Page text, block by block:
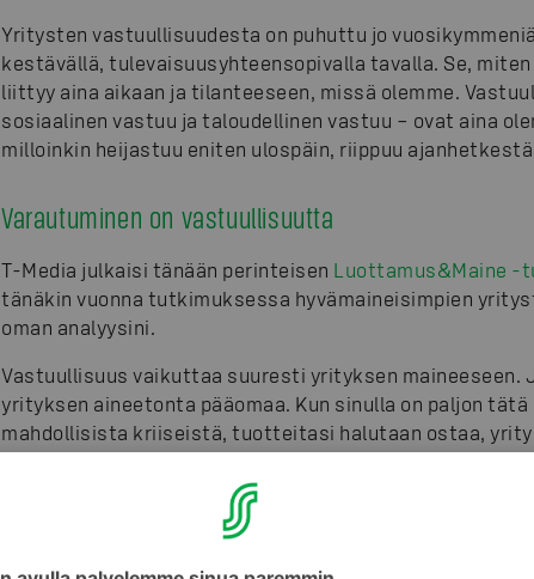
Yritysten vastuullisuudesta on puhuttu jo
kestävällä, tulevaisuusyhteensopivalla tavalla. Se,
liittyy aina aikaan ja tilanteeseen, missä olemme.
sosiaalinen vastuu ja taloudellinen vastuu – ovat aina
milloinkin heijastuu eniten ulospäin, riippuu
Varautuminen on vastuullisuutta
T-Media julkaisi tänään perinteisen Luottamus&Maine -
tänäkin vuonna tutkimuksessa hyvämaineisimpien
oman analyysini.
Vastuullisuus vaikuttaa suuresti yrityksen maineeseen.
yrityksen aineetonta pääomaa. Kun sinulla on paljon
mahdollisista kriiseistä, tuotteitasi halutaan ostaa,
Ennen kaikkea hyvä maine kertoo siitä, että yritys on
ja toimii tavalla, joka herättää luottamusta. Laaja-
silloinkin, kun siitä ei puhuta. Me olemme jatkaneet